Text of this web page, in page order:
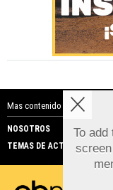
Mas contenido de Costa
NOSOTROS
TEMAS DE ACTUALIDAD
To add